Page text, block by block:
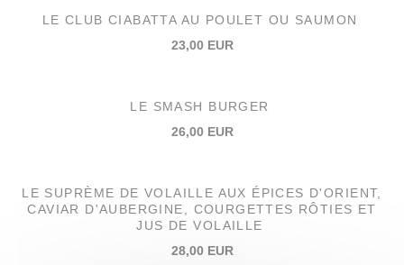
LE CLUB CIABATTA AU POULET OU SAUMON
23,00 EUR
LE SMASH BURGER
26,00 EUR
LE SUPRÈME DE VOLAILLE AUX ÉPICES D'ORIENT,
CAVIAR D'AUBERGINE, COURGETTES RÔTIES ET
JUS DE VOLAILLE
28,00 EUR